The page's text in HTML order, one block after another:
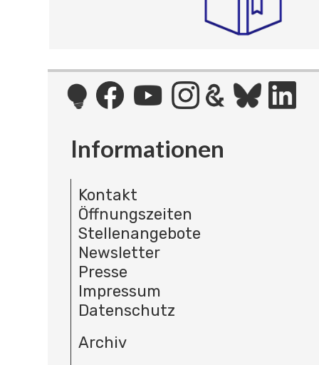
Informationen
Kontakt
Öffnungszeiten
Stellenangebote
Newsletter
Presse
Impressum
Datenschutz
Archiv